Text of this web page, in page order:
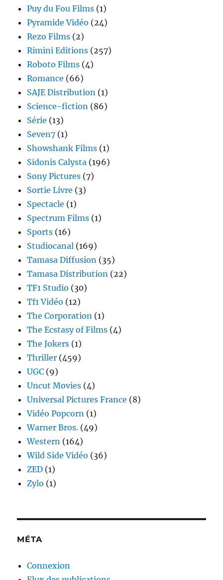
Puy du Fou Films (1)
Pyramide Vidéo (24)
Rezo Films (2)
Rimini Editions (257)
Roboto Films (4)
Romance (66)
SAJE Distribution (1)
Science-fiction (86)
Série (13)
Seven7 (1)
Showshank Films (1)
Sidonis Calysta (196)
Sony Pictures (7)
Sortie Livre (3)
Spectacle (1)
Spectrum Films (1)
Sports (16)
Studiocanal (169)
Tamasa Diffusion (35)
Tamasa Distribution (22)
TF1 Studio (30)
Tf1 Vidéo (12)
The Corporation (1)
The Ecstasy of Films (4)
The Jokers (1)
Thriller (459)
UGC (9)
Uncut Movies (4)
Universal Pictures France (8)
Vidéo Popcorn (1)
Warner Bros. (49)
Western (164)
Wild Side Vidéo (36)
ZED (1)
Zylo (1)
MÉTA
Connexion